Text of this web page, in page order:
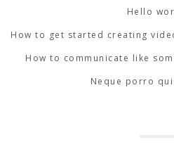
Hello
How to get started creating
How to communicate like
Neque porro